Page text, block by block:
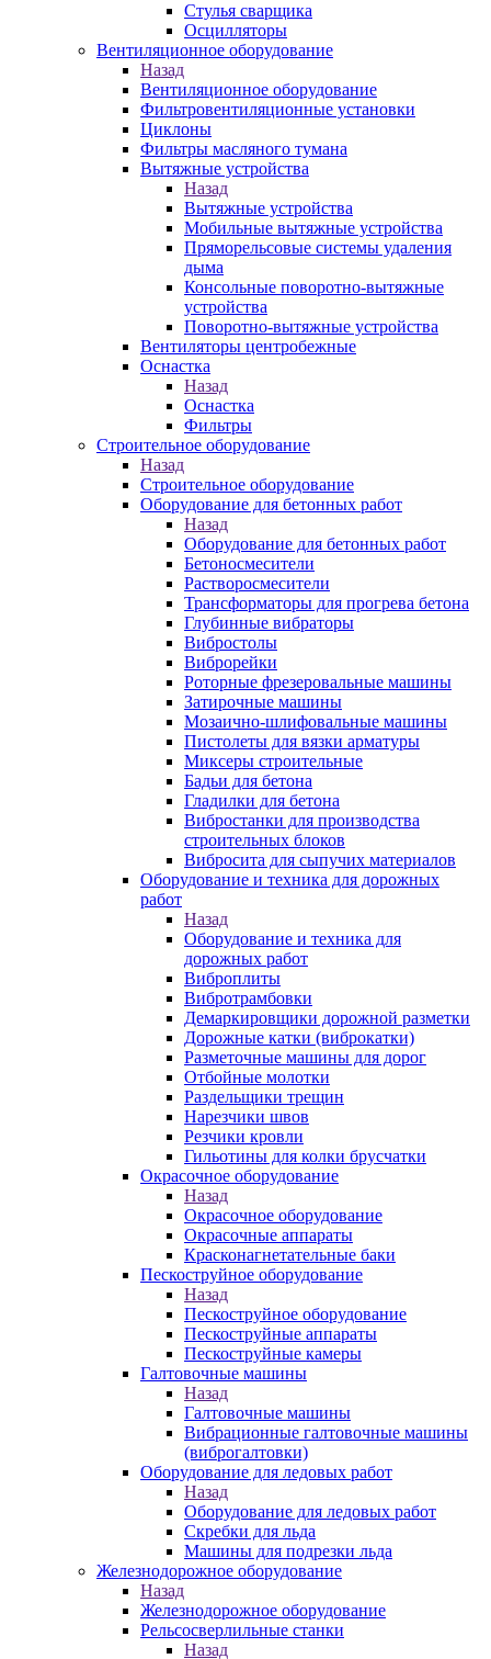
Стулья сварщика
Осцилляторы
Вентиляционное оборудование
Назад
Вентиляционное оборудование
Фильтровентиляционные установки
Циклоны
Фильтры масляного тумана
Вытяжные устройства
Назад
Вытяжные устройства
Мобильные вытяжные устройства
Пряморельсовые системы удаления
дыма
Консольные поворотно-вытяжные
устройства
Поворотно-вытяжные устройства
Вентиляторы центробежные
Оснастка
Назад
Оснастка
Фильтры
Строительное оборудование
Назад
Строительное оборудование
Оборудование для бетонных работ
Назад
Оборудование для бетонных работ
Бетоносмесители
Растворосмесители
Трансформаторы для прогрева бетона
Глубинные вибраторы
Вибростолы
Виброрейки
Роторные фрезеровальные машины
Затирочные машины
Мозаично-шлифовальные машины
Пистолеты для вязки арматуры
Миксеры строительные
Бадьи для бетона
Гладилки для бетона
Вибростанки для производства
строительных блоков
Вибросита для сыпучих материалов
Оборудование и техника для дорожных
работ
Назад
Оборудование и техника для
дорожных работ
Виброплиты
Вибротрамбовки
Демаркировщики дорожной разметки
Дорожные катки (виброкатки)
Разметочные машины для дорог
Отбойные молотки
Раздельщики трещин
Нарезчики швов
Резчики кровли
Гильотины для колки брусчатки
Окрасочное оборудование
Назад
Окрасочное оборудование
Окрасочные аппараты
Красконагнетательные баки
Пескоструйное оборудование
Назад
Пескоструйное оборудование
Пескоструйные аппараты
Пескоструйные камеры
Галтовочные машины
Назад
Галтовочные машины
Вибрационные галтовочные машины
(виброгалтовки)
Оборудование для ледовых работ
Назад
Оборудование для ледовых работ
Скребки для льда
Машины для подрезки льда
Железнодорожное оборудование
Назад
Железнодорожное оборудование
Рельсосверлильные станки
Назад